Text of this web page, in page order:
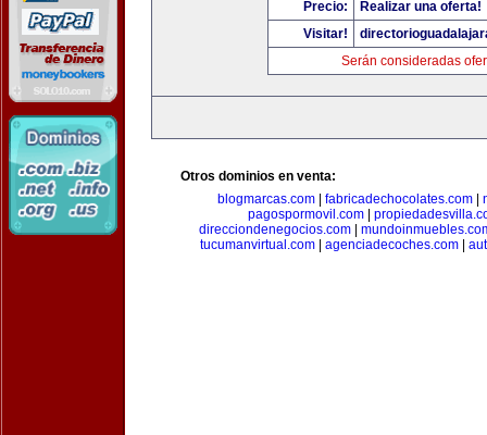
Precio:
Realizar una oferta!
Visitar!
Serán consideradas
Otros dominios en venta:
blogmarcas.com
fabricadechocolates.com
pagospormovil.com
direcciondenegocios.com
tucumanvirtual.com| agenciadecoches.com|